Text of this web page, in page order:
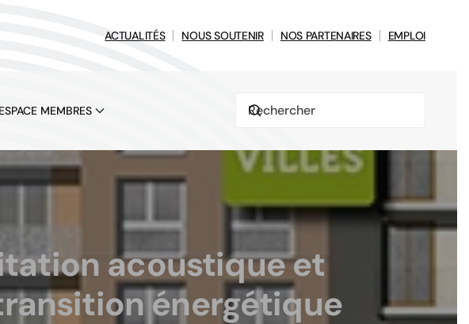
ACTUALITÉS NOUS SOUTENIR NOS PARTENAIRES EMPLOI
ESPACE MEMBRES
acoustique et
énergétique